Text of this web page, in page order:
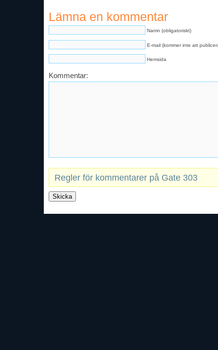
Lämna en kommentar
Namn (obligatoriskt)
E-mail (kommer inte att
Hemsida
Kommentar:
Regler för kommentarer på Gate 303